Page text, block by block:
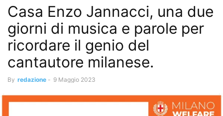
Casa Enzo Jannacci, una due
giorni di musica e parole per
ricordare il genio del
cantautore milanese.
By redazione - 9 Maggio 2023